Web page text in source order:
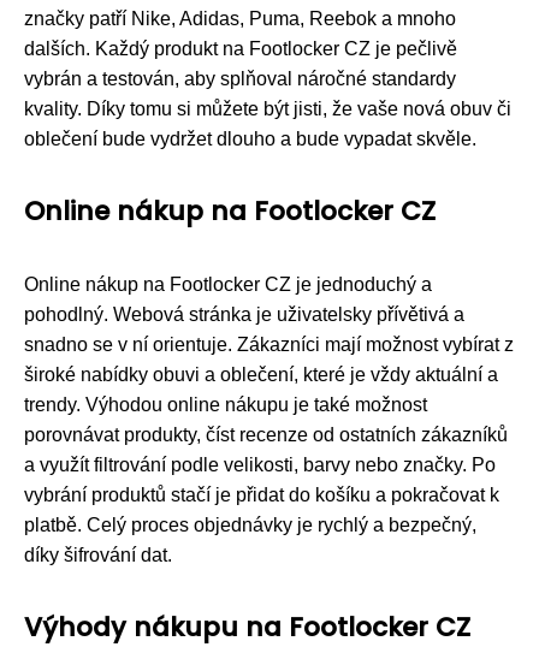
značky patří Nike, Adidas, Puma, Reebok a mnoho
dalších. Každý produkt na Footlocker CZ je pečlivě
vybrán a testován, aby splňoval náročné standardy
kvality. Díky tomu si můžete být jisti, že vaše nová obuv či
oblečení bude vydržet dlouho a bude vypadat skvěle.
Online nákup na Footlocker CZ
Online nákup na Footlocker CZ je jednoduchý a
pohodlný. Webová stránka je uživatelsky přívětivá a
snadno se v ní orientuje. Zákazníci mají možnost vybírat z
široké nabídky obuvi a oblečení, které je vždy aktuální a
trendy. Výhodou online nákupu je také možnost
porovnávat produkty, číst recenze od ostatních zákazníků
a využít filtrování podle velikosti, barvy nebo značky. Po
vybrání produktů stačí je přidat do košíku a pokračovat k
platbě. Celý proces objednávky je rychlý a bezpečný,
díky šifrování dat.
Výhody nákupu na Footlocker CZ